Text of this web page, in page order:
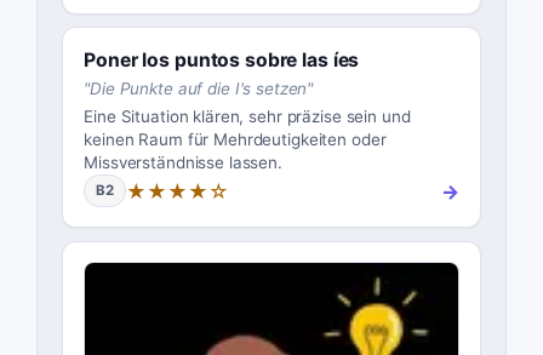
Poner los puntos sobre las íes
"Die Punkte auf die I's setzen"
Eine Situation klären, sehr präzise sein und
keinen Raum für Mehrdeutigkeiten oder
Missverständnisse lassen.
B2 ★★★★☆ →